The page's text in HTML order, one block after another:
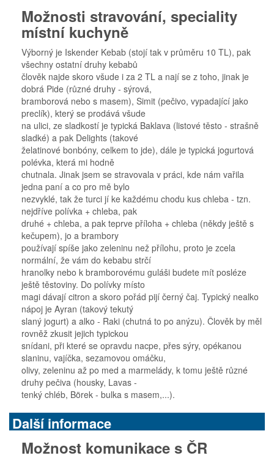
Možnosti stravování, speciality
místní kuchyně
Výborný je Iskender Kebab (stojí tak v průměru 10 TL), pak
všechny ostatní druhy kebabů
člověk najde skoro všude i za 2 TL a nají se z toho, jinak je
dobrá Pide (různé druhy - sýrová,
bramborová nebo s masem), Simit (pečivo, vypadající jako
preclík), který se prodává všude
na ulici, ze sladkostí je typická Baklava (listové těsto - strašně
sladké) a pak Delights (takové
želatinové bonbóny, celkem to jde), dále je typická jogurtová
polévka, která mi hodně
chutnala. Jinak jsem se stravovala v práci, kde nám vařila
jedna paní a co pro mě bylo
nezvyklé, tak že turci jí ke každému chodu kus chleba - tzn.
nejdříve polívka + chleba, pak
druhé + chleba, a pak teprve příloha + chleba (někdy ještě s
kečupem), jo a brambory
používají spíše jako zeleninu než přílohu, proto je zcela
normální, že vám do kebabu strčí
hranolky nebo k bramborovému guláši budete mít posléze
ještě těstoviny. Do polívky místo
magi dávají citron a skoro pořád pijí černý čaj. Typický nealko
nápoj je Ayran (takový tekutý
slaný jogurt) a alko - Raki (chutná to po anýzu). Člověk by měl
rovněž zkusit jejich typickou
snídani, při které se opravdu nacpe, přes sýry, opékanou
slaninu, vajíčka, sezamovou omáčku,
olivy, zeleninu až po med a marmelády, k tomu ještě různé
druhy pečiva (housky, Lavas -
tenký chléb, Börek - bulka s masem,...).
Další informace
Možnost komunikace s ČR